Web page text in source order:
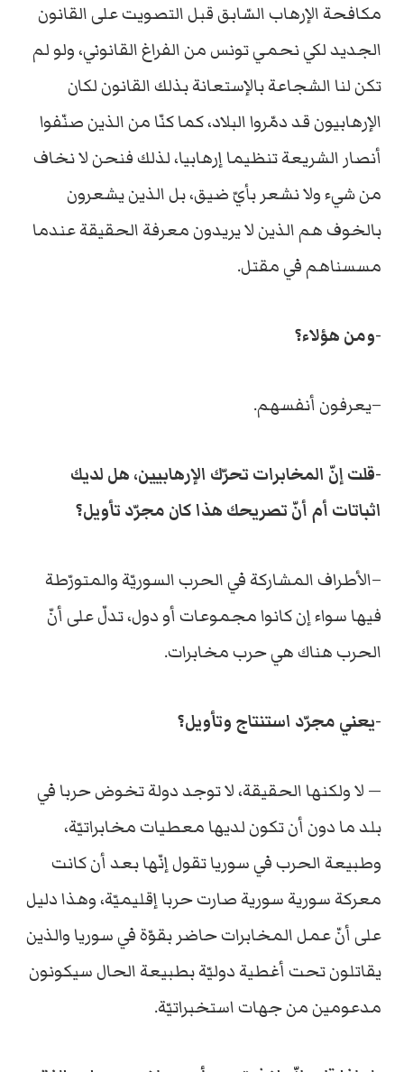
مكافحة الإرهاب السّابق قبل التصويت على القانون
الجديد لكي نحمي تونس من الفراغ القانوني، ولو لم
تكن لنا الشجاعة بالإستعانة بذلك القانون لكان
الإرهابيون قد دمّروا البلاد، كما كنّا من الذين صنّفوا
أنصار الشريعة تنظيما إرهابيا، لذلك فنحن لا نخاف
من شيء ولا نشعر بأيّ ضيق، بل الذين يشعرون
بالخوف هم الذين لا يريدون معرفة الحقيقة عندما
مسسناهم في مقتل.
-ومن هؤلاء؟
–يعرفون أنفسهم.
-قلت إنّ المخابرات تحرّك الإرهابيين، هل لديك
اثباتات أم أنّ تصريحك هذا كان مجرّد تأويل؟
–الأطراف المشاركة في الحرب السوريّة والمتورّطة
فيها سواء إن كانوا مجموعات أو دول، تدلّ على أنّ
الحرب هناك هي حرب مخابرات.
-يعني مجرّد استنتاج وتأويل؟
— لا ولكنها الحقيقة، لا توجد دولة تخوض حربا في
بلد ما دون أن تكون لديها معطيات مخابراتيّة،
وطبيعة الحرب في سوريا تقول إنّها بعد أن كانت
معركة سورية سورية صارت حربا إقليميّة، وهذا دليل
على أنّ عمل المخابرات حاضر بقوّة في سوريا والذين
يقاتلون تحت أغطية دوليّة بطبيعة الحال سيكونون
مدعومين من جهات استخبراتيّة.